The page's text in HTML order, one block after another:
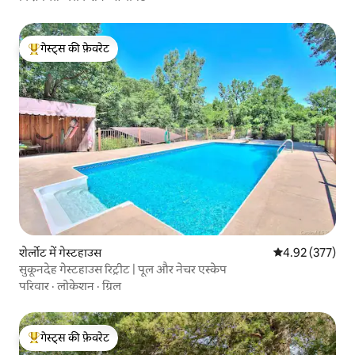
गेस्ट्स का टॉप फ़ेवरेट
गेस्ट्स की फ़ेवरेट
शेर्लोट में गेस्टहाउस औसत रेटिंग 5 में से
4.92 (377)
सुकूनदेह गेस्टहाउस रिट्रीट | पूल और नेचर एस्केप
परिवार ·लोकेशन ·ग्रिल
गेस्ट्स का टॉप फ़ेवरेट
गेस्ट्स की फ़ेवरेट